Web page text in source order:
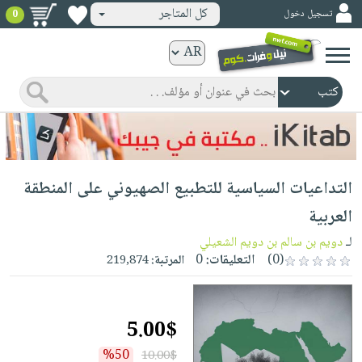
ورقية
المواضيع
صدر
حديثاً
الأكثر
مبيعاً
جوائز
شحن
مخفض
عروض
خاصة
صفحات
مشوقة
كتب
الكترونية
الرئيسية
صدر
حديثاً
الأكثر
مبيعاً
كتب
مجانية
صوتية
الصفحة
الرئيسية
masmu3
حدود
أطفال
وناشئة
الصفحةوسائل
تسجيل دخول كل المتاجر 0
التداعيات السياسية للتطبيع الصهيوني على المنطقة
العربية
لـدويم بن سالم بن دويم الشعيلي
(0)
التعليقات:0 المرتبة:219,874
5.00$
10.00$
%50